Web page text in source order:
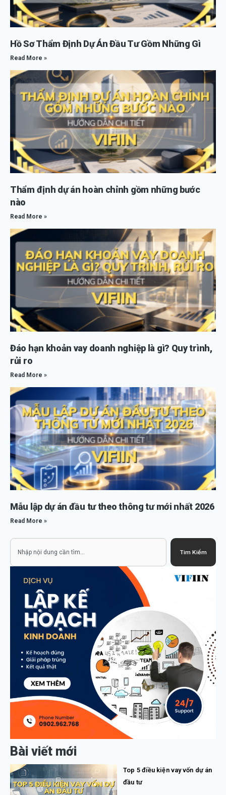
Hồ Sơ Thẩm Định Dự Án Đầu Tư Gồm Những Gì
Read More »
Thẩm định dự án hoàn chỉnh gồm những bước
nào
Read More »
Đáo hạn khoản vay doanh nghiệp là gì? Quy trình,
rủi ro
Read More »
Mẫu lập dự án đầu tư theo thông tư mới nhất 2026
Read More »
Tìm Kiếm
Bài viết mới
Top 5 điều kiện vay vốn dự án
đầu tư